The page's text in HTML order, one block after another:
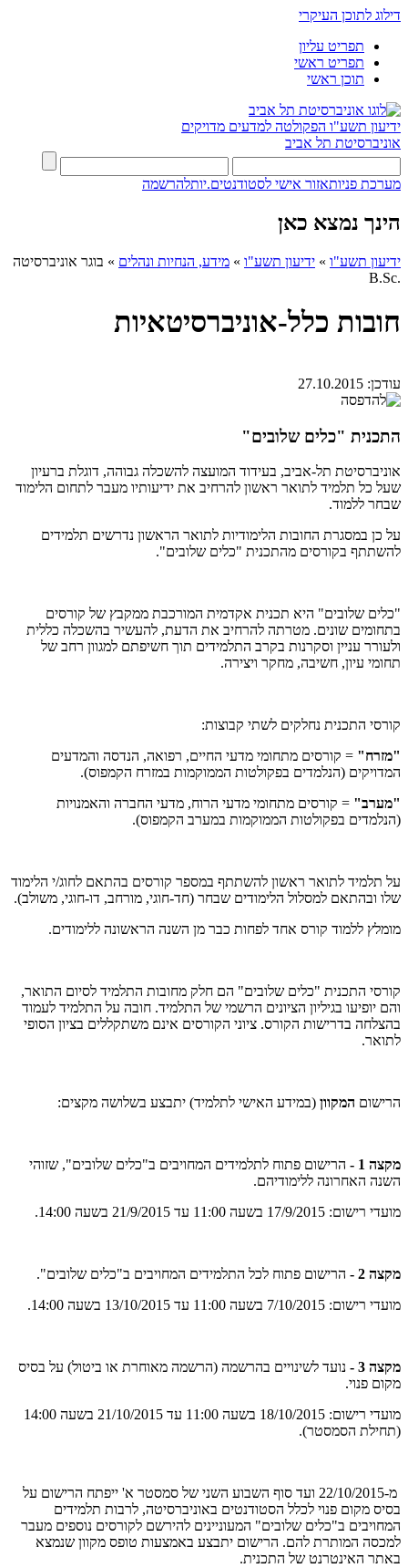
דילוג לתוכן העיקרי
תפריט עליון
תפריט ראשי
תוכן ראשי
ידיעון תשע"ו הפקולטה למדעים מדויקים
אוניברסיטת תל אביב
מערכת פניותאזור אישי לסטודנטים.יותלהרשמה
הינך נמצא כאן
ידיעון תשע"ו » ידיעון תשע"ו » מידע, הנחיות ונהלים » בוגר אוניברסיטה
.B.Sc
חובות כלל-אוניברסיטאיות
עודכן: 27.10.2015
התכנית "כלים שלובים"
אוניברסיטת תל-אביב, בעידוד המועצה להשכלה גבוהה, דוגלת ברעיון
שעל כל תלמיד לתואר ראשון להרחיב את ידיעותיו מעבר לתחום הלימוד
שבחר ללמוד.
על כן במסגרת החובות הלימודיות לתואר הראשון נדרשים תלמידים
להשתתף בקורסים מהתכנית "כלים שלובים".
"כלים שלובים" היא תכנית אקדמית המורכבת ממקבץ של קורסים
בתחומים שונים. מטרתה להרחיב את הדעת, להעשיר בהשכלה כללית
ולעורר עניין וסקרנות בקרב התלמידים תוך חשיפתם למגוון רחב של
תחומי עיון, חשיבה, מחקר ויצירה.
קורסי התכנית נחלקים לשתי קבוצות:
"מזרח" = קורסים מתחומי מדעי החיים, רפואה, הנדסה והמדעים
המדויקים (הנלמדים בפקולטות הממוקמות במזרח הקמפוס).
"מערב" = קורסים מתחומי מדעי הרוח, מדעי החברה והאמנויות
(הנלמדים בפקולטות הממוקמות במערב הקמפוס).
על תלמיד לתואר ראשון להשתתף במספר קורסים בהתאם לחוג/י הלימוד
שלו ובהתאם למסלול הלימודים שבחר (חד-חוגי, מורחב, דו-חוגי, משולב).
מומלץ ללמוד קורס אחד לפחות כבר מן השנה הראשונה ללימודים.
קורסי התכנית "כלים שלובים" הם חלק מחובות התלמיד לסיום התואר,
והם יופיעו בגיליון הציונים הרשמי של התלמיד. חובה על התלמיד לעמוד
בהצלחה בדרישות הקורס. ציוני הקורסים אינם משתקללים בציון הסופי
לתואר.
הרישום המקוון (במידע האישי לתלמיד) יתבצע בשלושה מקצים:
מקצה 1 -
הרישום פתוח לתלמידים המחויבים ב"כלים שלובים", שזוהי
השנה האחרונה ללימודיהם.
מועדי רישום: 17/9/2015 בשעה 11:00 עד 21/9/2015 בשעה 14:00.
מקצה 2 -
הרישום פתוח לכל התלמידים המחויבים ב"כלים שלובים".
מועדי רישום: 7/10/2015 בשעה 11:00 עד 13/10/2015 בשעה 14:00.
מקצה 3 -
נועד לשינויים בהרשמה (הרשמה מאוחרת או ביטול) על בסיס
מקום פנוי.
מועדי רישום: 18/10/2015 בשעה 11:00 עד 21/10/2015 בשעה 14:00
(תחילת הסמסטר).
מ-22/10/2015 ועד סוף השבוע השני של סמסטר א' ייפתח הרישום על
בסיס מקום פנוי לכלל הסטודנטים באוניברסיטה, לרבות תלמידים
המחויבים ב"כלים שלובים" המעוניינים להירשם לקורסים נוספים מעבר
למכסה המותרת להם. הרישום יתבצע באמצעות טופס מקוון שנמצא
באתר האינטרנט של התכנית.